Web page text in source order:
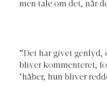
men tale om det, når
”Det har givet genlyd,
bliver kommenteret,
’håber, hun bliver